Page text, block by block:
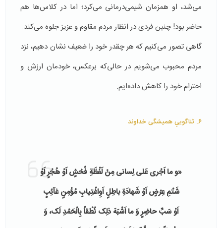
می‌شد، او همزمان شیمی‌درمانی می‌کرد؛ اما در کلاس‌ها هم
حاضر بود! چنین فردی در انظار مردم مقاوم و عزیز جلوه می‌کند.
گاهی تصور می‌کنیم که هر چقدر خود را ضعیف نشان دهیم، نزد
مردم محبوب می‌شویم در حالی‌که برعکس، خودمان ارزش و
احترام خود را کاهش داده‌ایم.
6. ثناگوییِ همیشگی خداوند
«و ما اَجْرى‌ عَلى‌ لِسانى مِنْ لَفْظَةِ فُحْشٍ اَوْ هُجْرٍ اَوْ
شَتْمِ عِرْضٍ اَوْ شَهادَةِ باطِلٍ اَوِاغْتِيابِ مُؤْمِنٍ غآئِبٍ
اَوْ سَبِّ حاضِرٍ وَ ما اَشْبَهَ ذلِک نُطْقاً بِالْحَمْدِ لَک، وَ